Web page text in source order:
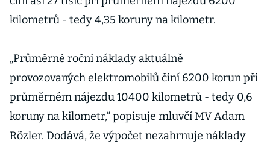
kilometrů - tedy 4,35 koruny na kilometr.
„Průměrné roční náklady aktuálně
provozovaných elektromobilů činí 6200 korun při
průměrném nájezdu 10400 kilometrů - tedy 0,6
koruny na kilometr,“ popisuje mluvčí MV Adam
Rözler. Dodává, že výpočet nezahrnuje náklady